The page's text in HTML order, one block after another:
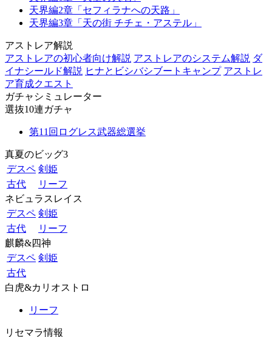
天界編2章「セフィラナへの天路」
天界編3章「天の街 チチェ・アステル」
アストレア解説
アストレアの初心者向け解説 アストレアのシステム解説 ダ
イナシールド解説 ヒナとビシバシブートキャンプ アストレ
ア育成クエスト
ガチャシミュレーター
選抜10連ガチャ
第11回ログレス武器総選挙
真夏のビッグ3
デスペ 剣姫
古代
リーフ
ネビュラスレイス
デスペ 剣姫
古代
リーフ
麒麟&四神
デスペ 剣姫
古代
白虎&カリオストロ
リーフ
リセマラ情報